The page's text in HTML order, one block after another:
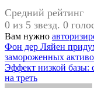
Средний рейтинг
0 из 5 звезд. 0
Вам нужно
Навигация
по
записям
Фон дер Ляйен
замороженных
Эффект низкой базы:
на треть